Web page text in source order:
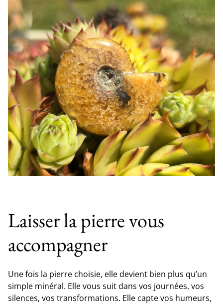
Laisser la pierre vous
accompagner
Une fois la pierre choisie, elle devient bien plus qu’un
simple minéral. Elle vous suit dans vos journées, vos
silences, vos transformations. Elle capte vos humeurs,